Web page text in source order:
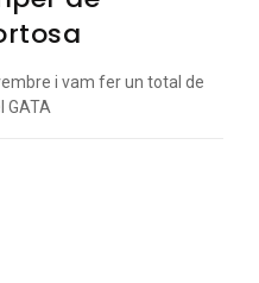
i vam fer un total de
GATA